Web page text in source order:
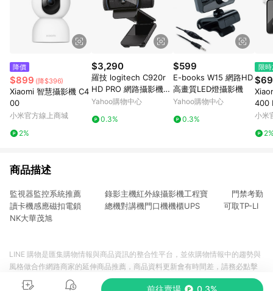
降價
$899 (降$396)
Xiaomi 智慧攝影機 C4
00
小米官方線上商城
2%
$3,290
羅技 logitech C920r
HD PRO 網路攝影機
視訊鏡頭 視訊攝影機
Yahoo購物中心
0.3%
$599
E-books W15 網路HD
高畫質LED燈攝影機
Yahoo購物中心
0.3%
限
小米
商品描述
監視器監控系統推薦 錄影主機紅外線攝影機工程寶 門禁考勤
讀卡機感應磁扣電鎖 總機對講機門口機機櫃UPS 可取TP-LI
NK大華茂旭
前往賣場 0.3%
LINE 購物是匯集購物情報與商品資訊的整合性平台，並依購物情報中的趨勢與
風格做合作網路商家的延伸商品推薦，商品資料更新會有時間差，請務必點擊
商品至各合作網路商家，確認現售價與購物條件，一切資訊以合作廠商網頁為